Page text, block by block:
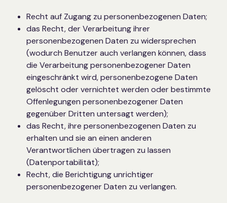
Recht auf Zugang zu personenbezogenen Daten;
das Recht, der Verarbeitung ihrer
personenbezogenen Daten zu widersprechen
(wodurch Benutzer auch verlangen können, dass
die Verarbeitung personenbezogener Daten
eingeschränkt wird, personenbezogene Daten
gelöscht oder vernichtet werden oder bestimmte
Offenlegungen personenbezogener Daten
gegenüber Dritten untersagt werden);
das Recht, ihre personenbezogenen Daten zu
erhalten und sie an einen anderen
Verantwortlichen übertragen zu lassen
(Datenportabilität);
Recht, die Berichtigung unrichtiger
personenbezogener Daten zu verlangen.